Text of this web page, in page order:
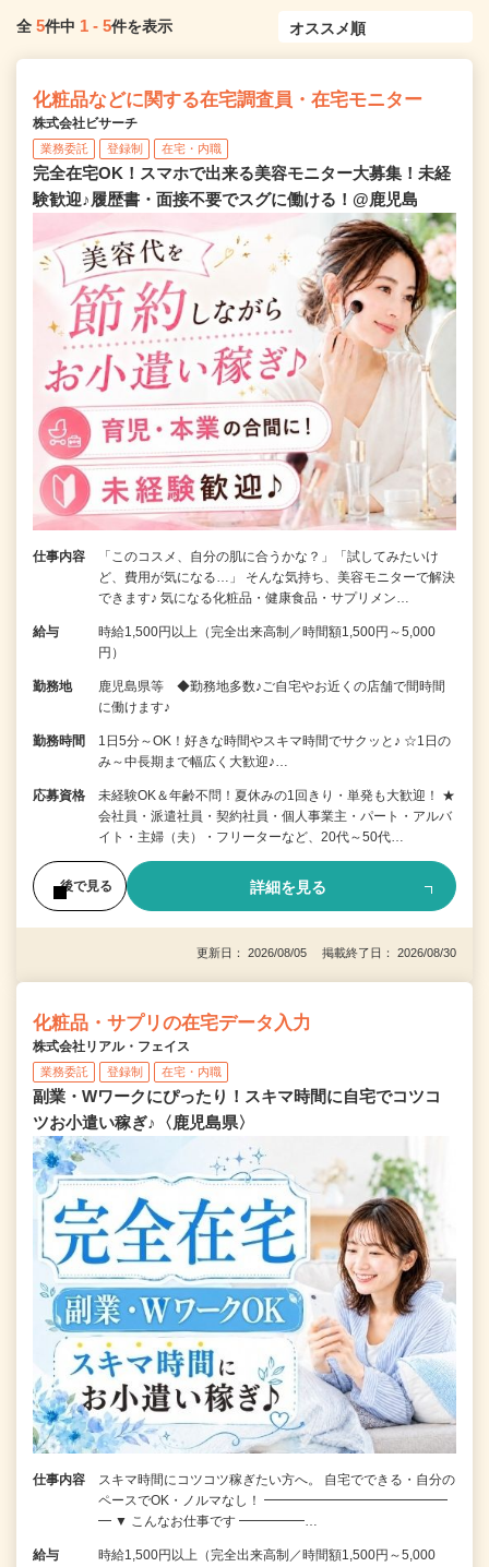
全 5件中 1 - 5件を表示
化粧品などに関する在宅調査員・在宅モニター
株式会社ビサーチ
業務委託 登録制 在宅・内職
完全在宅OK！スマホで出来る美容モニター大募集！未経
験歓迎♪履歴書・面接不要でスグに働ける！@鹿児島
仕事内容
「このコスメ、自分の肌に合うかな？」「試してみたいけ
ど、費用が気になる…」 そんな気持ち、美容モニターで解決
できます♪ 気になる化粧品・健康食品・サプリメン…
給与
時給1,500円以上（完全出来高制／時間額1,500円～5,000
円）
勤務地
鹿児島県等 ◆勤務地多数♪ご自宅やお近くの店舗で間時間
に働けます♪
勤務時間
1日5分～OK！好きな時間やスキマ時間でサクッと♪ ☆1日の
み～中長期まで幅広く大歓迎♪…
応募資格
未経験OK＆年齢不問！夏休みの1回きり・単発も大歓迎！ ★
会社員・派遣社員・契約社員・個人事業主・パート・アルバ
イト・主婦（夫）・フリーターなど、20代～50代…
後で見る 詳細を見る
更新日： 2026/08/05 掲載終了日： 2026/08/30
化粧品・サプリの在宅データ入力
株式会社リアル・フェイス
業務委託 登録制 在宅・内職
副業・Wワークにぴったり！スキマ時間に自宅でコツコ
ツお小遣い稼ぎ♪〈鹿児島県〉
仕事内容
スキマ時間にコツコツ稼ぎたい方へ。 自宅でできる・自分の
ペースでOK・ノルマなし！ ━━━━━━━━━━━━━━
━ ▼ こんなお仕事です ━━━━━…
給与
時給1,500円以上（完全出来高制／時間額1,500円～5,000